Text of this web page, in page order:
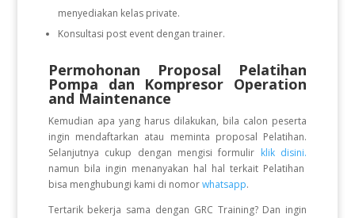
menyediakan kelas private.
Konsultasi post event dengan trainer.
Permohonan Proposal Pelatihan
Pompa dan Kompresor Operation
and Maintenance
Kemudian apa yang harus dilakukan, bila calon peserta
ingin mendaftarkan atau meminta proposal Pelatihan.
Selanjutnya cukup dengan mengisi formulir klik disini.
namun bila ingin menanyakan hal hal terkait Pelatihan
bisa menghubungi kami di nomorwhatsapp.
Tertarik bekerja sama dengan GRC Training? Dan ingin